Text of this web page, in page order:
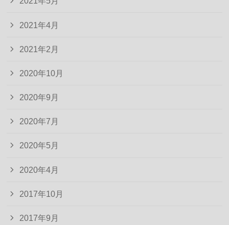
2021年4月
2021年2月
2020年10月
2020年9月
2020年7月
2020年5月
2020年4月
2017年10月
2017年9月